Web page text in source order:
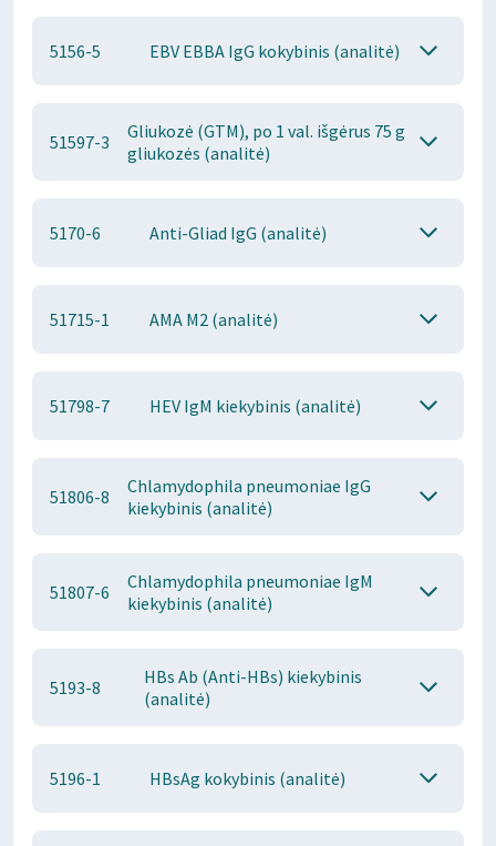
5156-5 EBV EBBA IgG kokybinis (analitė)
51597-3
Gliukozė (GTM), po 1 val. išgėrus 75 g
gliukozės (analitė)
5170-6 Anti-Gliad IgG (analitė)
51715-1 AMA M2 (analitė)
51798-7 HEV IgM kiekybinis (analitė)
51806-8
Chlamydophila pneumoniae IgG
kiekybinis (analitė)
51807-6
Chlamydophila pneumoniae IgM
kiekybinis (analitė)
5193-8
HBs Ab (Anti-HBs) kiekybinis
(analitė)
5196-1 HBsAg kokybinis (analitė)